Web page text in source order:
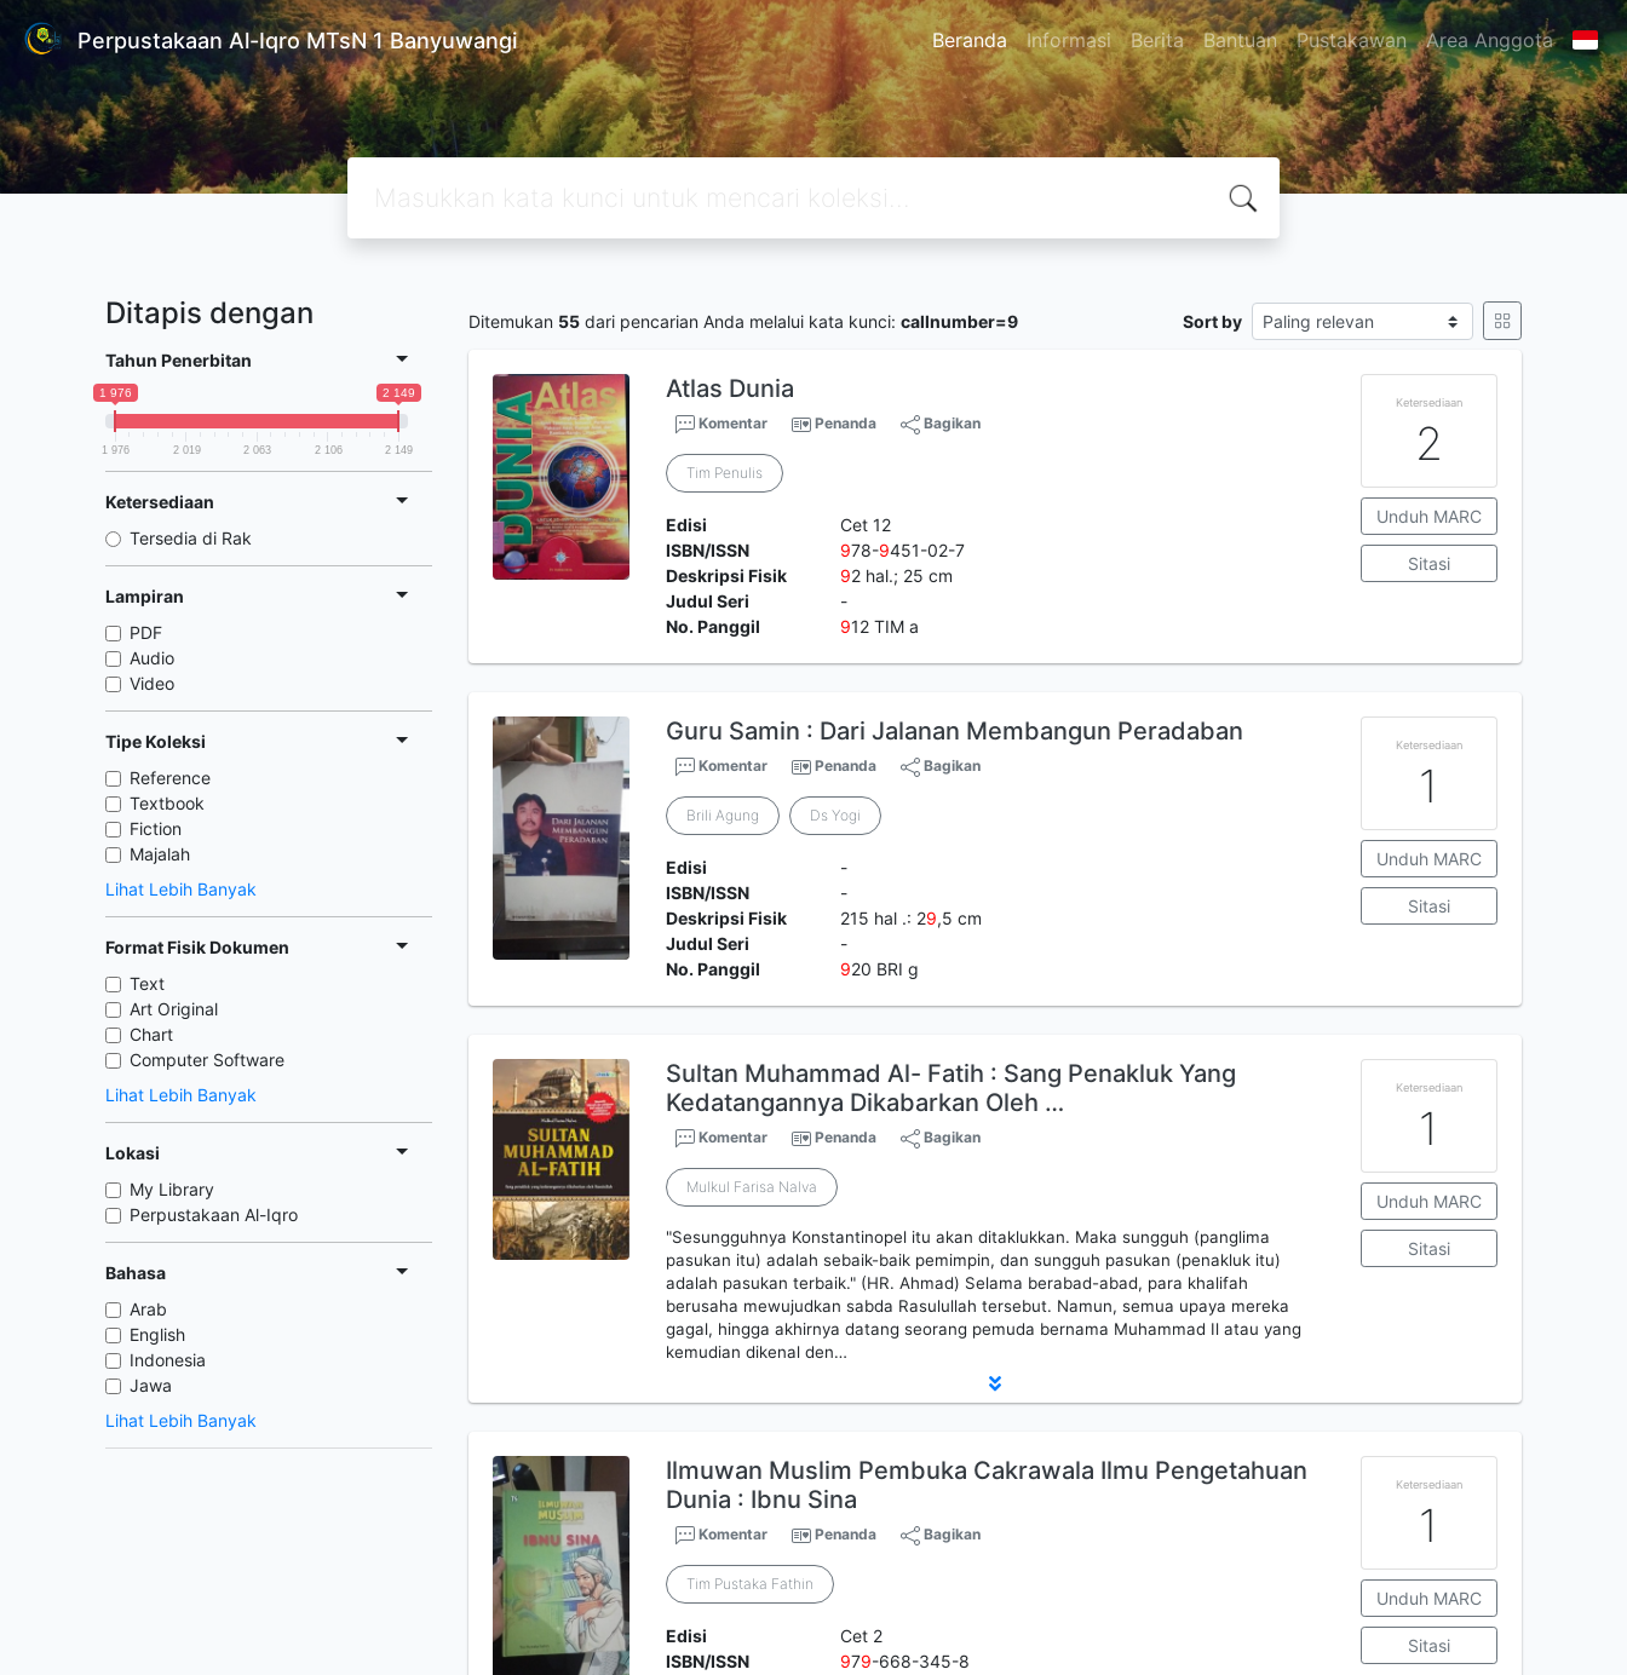
Perpustakaan Al-Iqro MTsN 1 Banyuwangi Beranda Informasi Berita Bantuan Pustakawan Area Anggota
Ditapis dengan
Tahun Penerbitan
1 976 2 149
1 976 2 019 2 063 2 106 2 149
Ketersediaan
Tersedia di Rak
Lampiran
PDF
Audio
Video
Tipe Koleksi
Reference
Textbook
Fiction
Majalah
Lihat Lebih Banyak
Format Fisik Dokumen
Text
Art Original
Chart
Computer Software
Lihat Lebih Banyak
Lokasi
My Library
Perpustakaan Al-Iqro
Bahasa
Arab
English
Indonesia
Jawa
Lihat Lebih Banyak
Ditemukan 55 dari pencarian Anda melalui kata kunci: callnumber=9 Sort by
Atlas Dunia
Komentar Penanda Bagikan
Tim Penulis
Edisi
Cet 12
ISBN/ISSN
978-9451-02-7
Deskripsi Fisik
92 hal.; 25 cm
Judul Seri
-
No. Panggil
912 TIM a
Ketersediaan
2
Unduh MARC
Sitasi
Guru Samin : Dari Jalanan Membangun Peradaban
Komentar Penanda Bagikan
Brili Agung Ds Yogi
Edisi
-
ISBN/ISSN
-
Deskripsi Fisik
215 hal .: 29,5 cm
Judul Seri
-
No. Panggil
920 BRI g
Ketersediaan
1
Unduh MARC
Sitasi
Sultan Muhammad Al- Fatih : Sang Penakluk Yang
Kedatangannya Dikabarkan Oleh …
Komentar Penanda Bagikan
Mulkul Farisa Nalva
"Sesungguhnya Konstantinopel itu akan ditaklukkan. Maka sungguh (panglima
pasukan itu) adalah sebaik-baik pemimpin, dan sungguh pasukan (penakluk itu)
adalah pasukan terbaik." (HR. Ahmad) Selama berabad-abad, para khalifah
berusaha mewujudkan sabda Rasulullah tersebut. Namun, semua upaya mereka
gagal, hingga akhirnya datang seorang pemuda bernama Muhammad Il atau yang
kemudian dikenal den…
Ketersediaan
1
Unduh MARC
Sitasi
Ilmuwan Muslim Pembuka Cakrawala Ilmu Pengetahuan
Dunia : Ibnu Sina
Komentar Penanda Bagikan
Tim Pustaka Fathin
Edisi
Cet 2
ISBN/ISSN
979-668-345-8
Ketersediaan
1
Unduh MARC
Sitasi